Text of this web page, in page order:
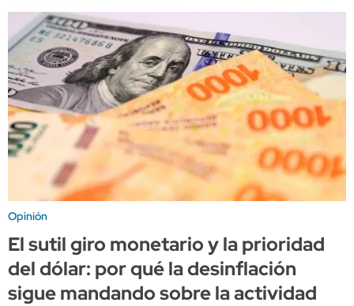
Opinión
El sutil giro monetario y la prioridad
del dólar: por qué la desinflación
sigue mandando sobre la actividad